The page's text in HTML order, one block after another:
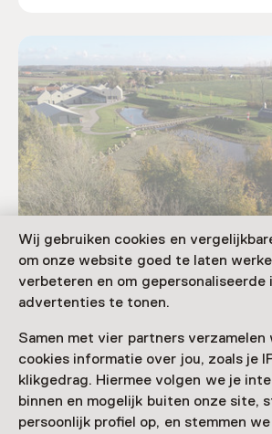
Wij gebruiken cookies en
om onze website goed te laten
verbeteren en om gepersonaliseerde
advertenties te tonen.
Samen met vier partners verzamelen
cookies informatie over jou, zoals je
klikgedrag. Hiermee volgen we je
binnen en mogelijk buiten onze site,
persoonlijk profiel op, en stemmen
Bevrijdingsmuseum
Bevrijdingsmuseum Zeeland,
(Borsele)